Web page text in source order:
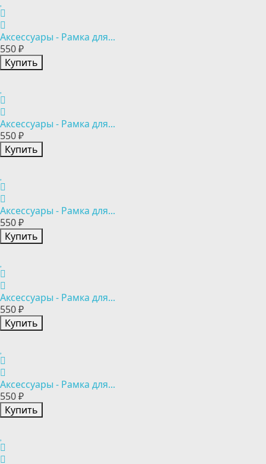
Аксессуары - Рамка для...
550 ₽
Купить
Аксессуары - Рамка для...
550 ₽
Купить
Аксессуары - Рамка для...
550 ₽
Купить
Аксессуары - Рамка для...
550 ₽
Купить
Аксессуары - Рамка для...
550 ₽
Купить